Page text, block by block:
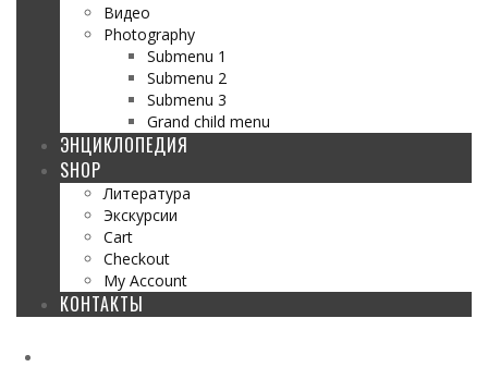
Видео
Photography
Submenu 1
Submenu 2
Submenu 3
Grand child menu
ЭНЦИКЛОПЕДИЯ
SHOP
Литература
Экскурсии
Cart
Checkout
My Account
КОНТАКТЫ